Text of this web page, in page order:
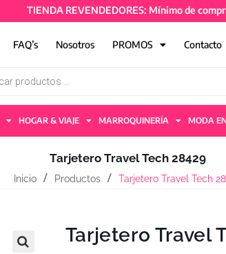
TIENDA REVENDEDORES: Mínimo de compra
FAQ’s Nosotros PROMOS Contacto
HOGAR & VIAJE MARROQUINERÍA MODA
Tarjetero Travel Tech 28429
Inicio Productos Tarjetero Travel Tech
Tarjetero Travel